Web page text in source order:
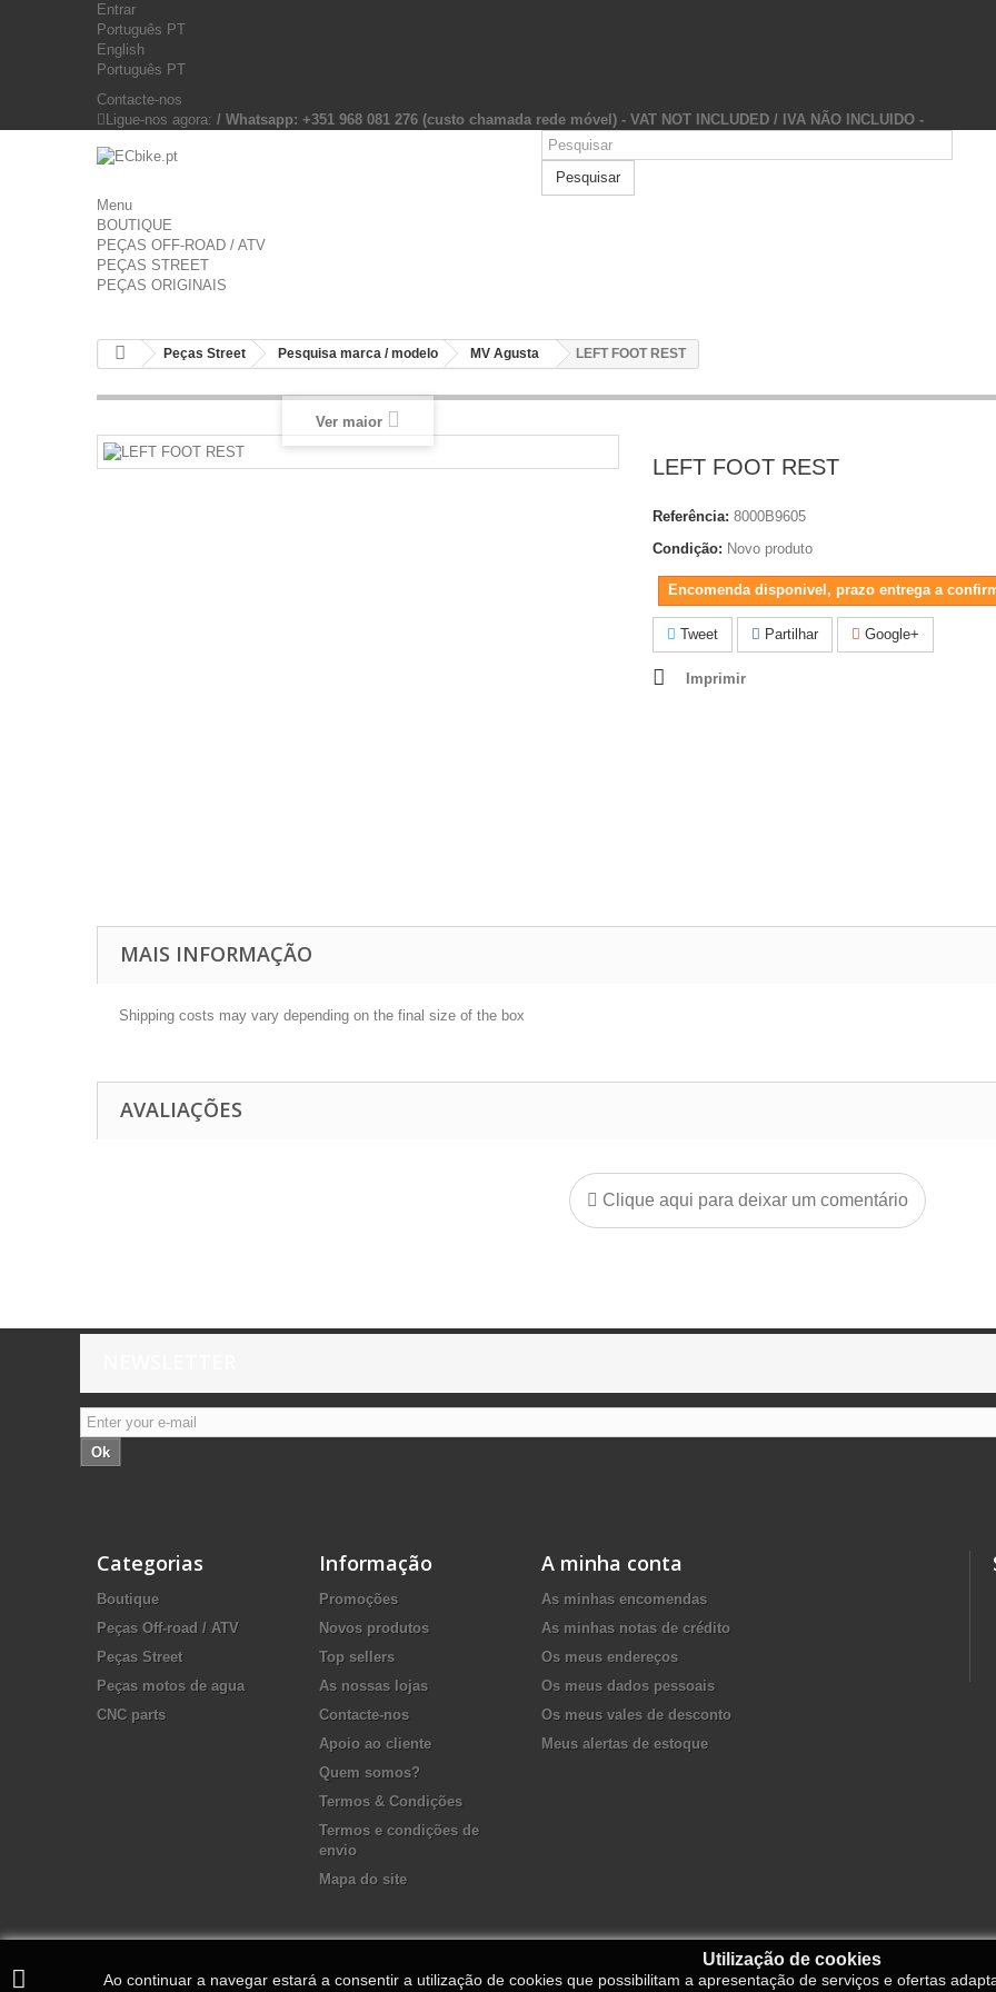
Entrar
Português PT
English
Português PT
Contacte-nos
Ligue-nos agora: / Whatsapp: +351 968 081 276 (custo chamada rede móvel) - VAT NOT INCLUDED / IVA NÃO INCLUIDO -
Pesquisar
Menu
BOUTIQUE
PEÇAS OFF-ROAD / ATV
PEÇAS STREET
PEÇAS ORIGINAIS
Peças Street Pesquisa marca / modelo MV Agusta LEFT FOOT REST
Ver maior
LEFT FOOT REST
Referência: 8000B9605
Condição: Novo produto
Encomenda disponivel, prazo entrega a
Tweet Partilhar Google+
Imprimir
MAIS INFORMAÇÃO
Shipping costs may vary depending on the final size of the box
AVALIAÇÕES
Clique aqui para deixar um comentário
Ok
Categorias
Boutique
Peças Off-road / ATV
Peças Street
Peças motos de agua
CNC parts
Informação
Promoções
Novos produtos
Top sellers
As nossas lojas
Contacte-nos
Apoio ao cliente
Quem somos?
Termos & Condições
Termos e condições de
envio
Mapa do site
A minha conta
As minhas encomendas
As minhas notas de crédito
Os meus endereços
Os meus dados pessoais
Os meus vales de desconto
Meus alertas de estoque
Utilização de cookies
Ao continuar a navegar estará a consentir a utilização de cookies que possibilitam a apresentação de serviços e ofertas